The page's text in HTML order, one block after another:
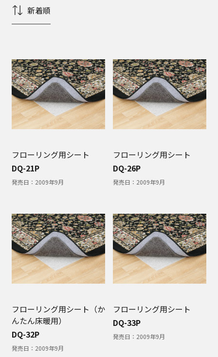
新着順
フローリング用シート
DQ-21P
発売日： 2009年9月
フローリング用シート
DQ-26P
発売日： 2009年9月
フローリング用シート（か
んたん床暖用）
DQ-32P
発売日： 2009年9月
フローリング用シート
DQ-33P
発売日： 2009年9月